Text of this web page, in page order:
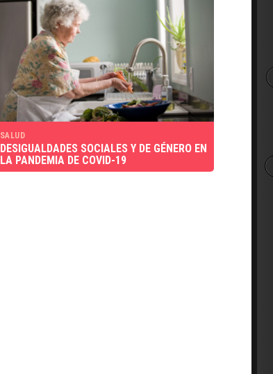
SALUD
DESIGUALDADES SOCIALES Y DE GÉNERO EN
LA PANDEMIA DE COVID-19